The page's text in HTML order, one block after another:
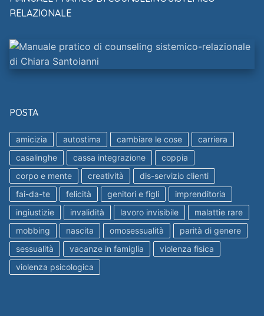
RELAZIONALE
POSTA
amicizia autostima cambiare le cose
carriera
casalinghe
cassa integrazione
coppia
corpo e mente
creatività
dis-servizio clienti
fai-da-te
felicità genitori e figli
imprenditoria
ingiustizie
invalidità lavoro invisibile
malattie rare
mobbing
nascita omosessualità
parità di genere
sessualità
vacanze in famiglia
violenza fisica
violenza psicologica